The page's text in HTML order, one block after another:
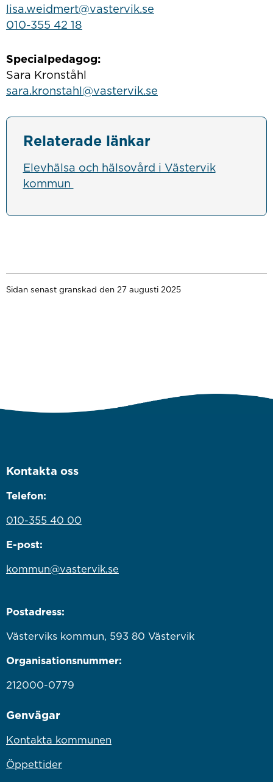
lisa.weidmert@vastervik.se
010-355 42 18
Specialpedagog:
Sara Kronståhl
sara.kronstahl@vastervik.se
Relaterade länkar
Elevhälsa och hälsovård i Västervik
kommun
Sidan senast granskad den 27 augusti 2025
Kontakta oss
Telefon:
010-355 40 00
E-post:
kommun@vastervik.se
Postadress:
Västerviks kommun, 593 80 Västervik
Organisationsnummer:
212000-0779
Genvägar
Kontakta kommunen
Öppettider